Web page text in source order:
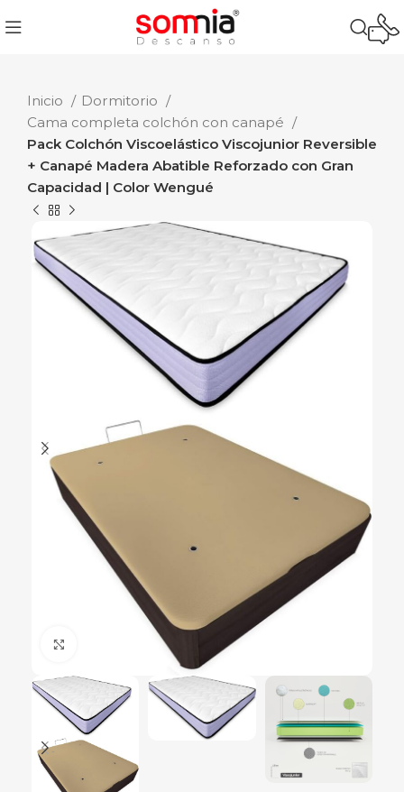
Inicio
Dormitorio
Cama completa colchón con canapé
Pack Colchón Viscoelástico Viscojunior Reversible
+ Canapé Madera Abatible Reforzado con Gran
Capacidad | Color Wengué